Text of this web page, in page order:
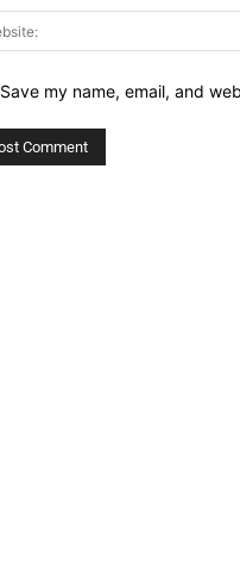
Save my name, email, and